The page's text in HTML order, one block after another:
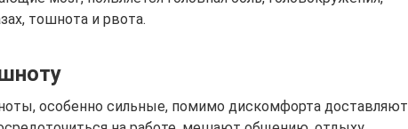
тошнота и рвота.
особенно сильные, помимо дискомфорта доставляют